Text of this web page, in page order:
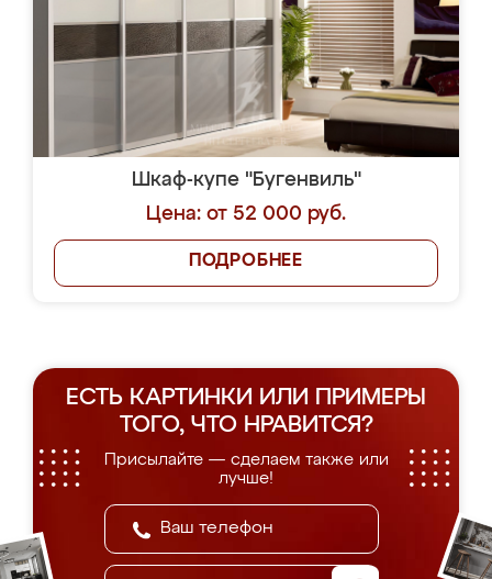
Шкаф-купе "Бугенвиль"
Цена: от 52 000 руб.
ПОДРОБНЕЕ
ЕСТЬ КАРТИНКИ ИЛИ ПРИМЕРЫ
ТОГО, ЧТО НРАВИТСЯ?
Присылайте — сделаем также или
лучше!